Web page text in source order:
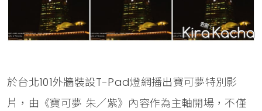
於台北101外牆裝設T-Pad燈網播出寶可夢特別影
片，由《寶可夢 朱／紫》內容作為主軸開場，不僅